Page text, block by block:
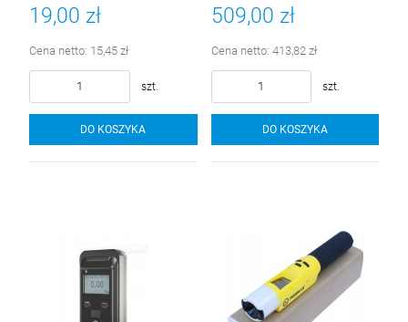
19,00 zł
Cena netto: 15,45 zł
szt.
DO KOSZYKA
+ kapsuła bezpieczeństwa
509,00 zł
Cena netto: 413,82 zł
szt.
DO KOSZYKA